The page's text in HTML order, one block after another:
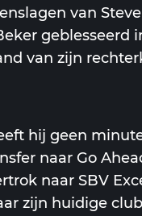
van
geblesseerd
van zijn
hij geen
naar Go
naar SBV
zijn huidige